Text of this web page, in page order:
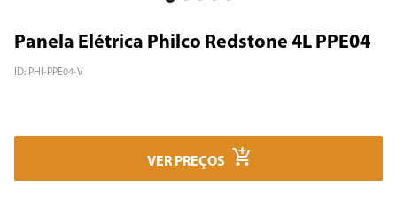
Panela Elétrica Philco Redstone 4L PPE04
ID: PHI-PPE04-V
VER PREÇOS